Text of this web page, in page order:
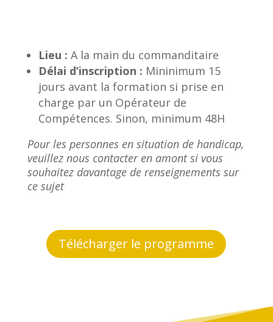
Lieu : A la main du commanditaire
Délai d’inscription : Mininimum 15
jours avant la formation si prise en
charge par un Opérateur de
Compétences. Sinon, minimum 48H
Pour les personnes en situation de handicap,
veuillez nous contacter en amont si vous
souhaitez davantage de renseignements sur
ce sujet
Télécharger le programme